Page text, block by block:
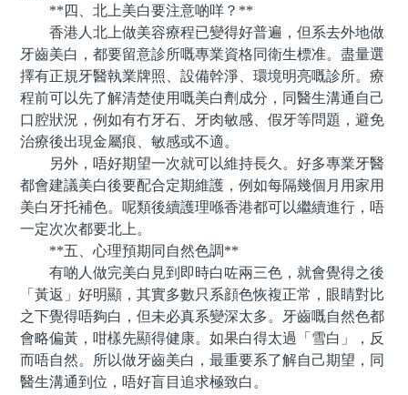
**四、北上美白要注意啲咩？**
香港人北上做美容療程已變得好普遍，但系去外地做
牙齒美白，都要留意診所嘅專業資格同衛生標准。盡量選
擇有正規牙醫執業牌照、設備幹淨、環境明亮嘅診所。療
程前可以先了解清楚使用嘅美白劑成分，同醫生溝通自己
口腔狀況，例如有冇牙石、牙肉敏感、假牙等問題，避免
治療後出現金屬痕、敏感或不適。
另外，唔好期望一次就可以維持長久。好多專業牙醫
都會建議美白後要配合定期維護，例如每隔幾個月用家用
美白牙托補色。呢類後續護理喺香港都可以繼續進行，唔
一定次次都要北上。
**五、心理預期同自然色調**
有啲人做完美白見到即時白咗兩三色，就會覺得之後
「黃返」好明顯，其實多數只系顔色恢複正常，眼睛對比
之下覺得唔夠白，但未必真系變深太多。牙齒嘅自然色都
會略偏黃，咁樣先顯得健康。如果白得太過「雪白」，反
而唔自然。所以做牙齒美白，最重要系了解自己期望，同
醫生溝通到位，唔好盲目追求極致白。